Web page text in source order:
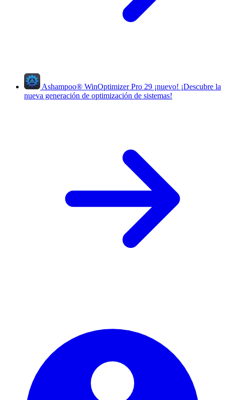
Ashampoo® WinOptimizer Pro 29 ¡nuevo! ¡Descubre la
nueva generación de optimización de sistemas!